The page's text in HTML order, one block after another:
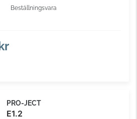
Beställningsvara
PRO-JECT
E1.2